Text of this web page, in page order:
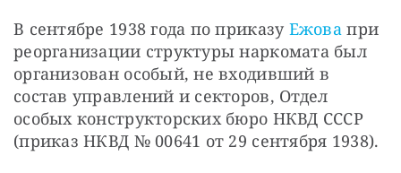
В сентябре 1938 года по приказу Ежова при
реорганизации структуры наркомата был
организован особый, не входивший в
состав управлений и секторов, Отдел
особых конструкторских бюро НКВД СССР
(приказ НКВД № 00641 от 29 сентября 1938).